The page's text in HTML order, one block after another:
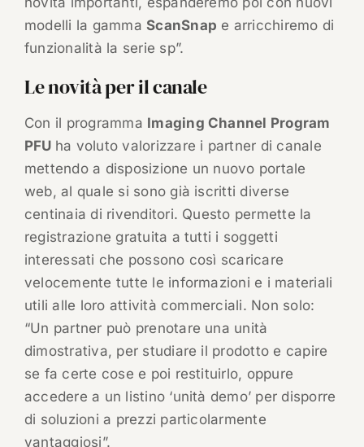
modelli la gammaScanSnap e arricchiremo di
funzionalità la serie sp”.
Le novità per il canale
Con il programma Imaging Channel Program
PFU ha voluto valorizzare i partner di canale
mettendo a disposizione un nuovo portale
web, al quale si sono già iscritti diverse
centinaia di rivenditori. Questo permette la
registrazione gratuita a tutti i soggetti
interessati che possono così scaricare
velocemente tutte le informazioni e i materiali
utili alle loro attività commerciali. Non solo:
“Un partner può prenotare una unità
dimostrativa, per studiare il prodotto e capire
se fa certe cose e poi restituirlo, oppure
accedere a un listino ‘unità demo’ per disporre
di soluzioni a prezzi particolarmente
vantaggiosi”.